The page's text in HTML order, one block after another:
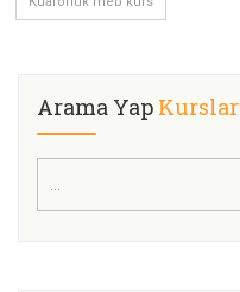
Arama Yap Kurslar